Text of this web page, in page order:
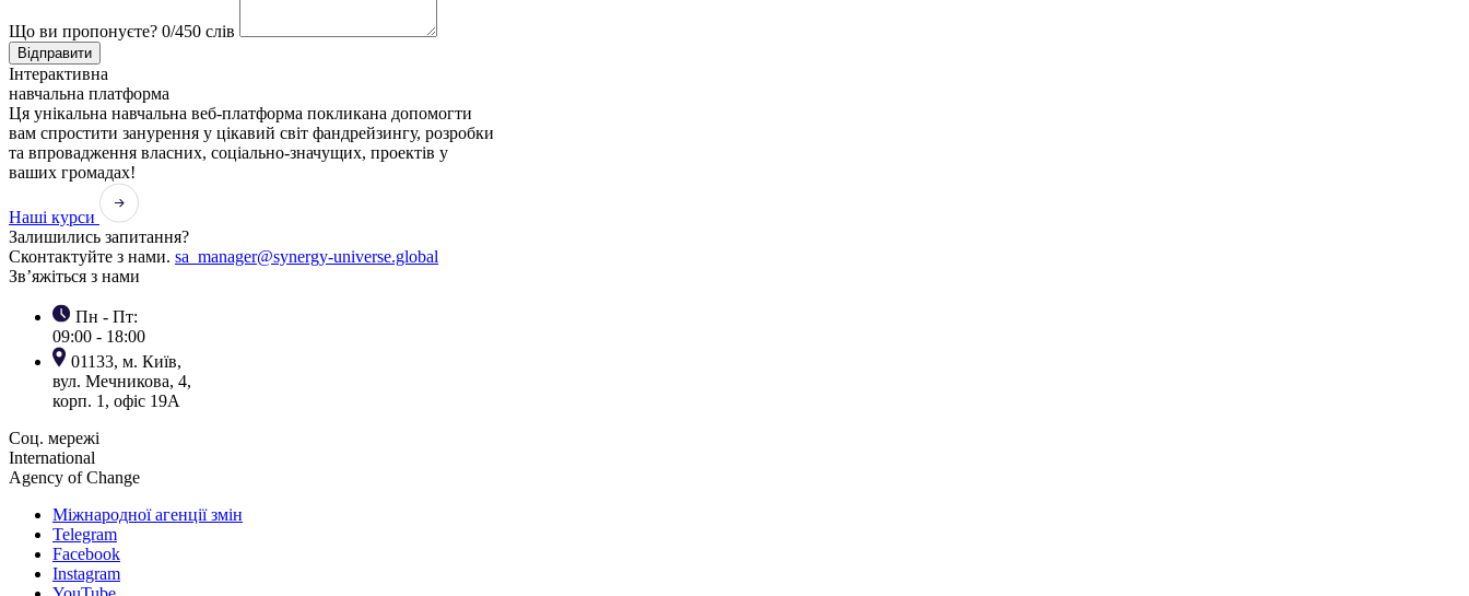
Що ви пропонуєте? 0/450 слів
Відправити
Інтерактивна
навчальна платформа
Ця унікальна навчальна веб-платформа покликана допомогти
вам спростити занурення у цікавий світ фандрейзингу, розробки
та впровадження власних, соціально-значущих, проектів у
ваших громадах!
Наші курси
Залишились запитання?
Сконтактуйте з нами. sa_manager@synergy-universe.global
Зв’яжіться з нами
Пн - Пт:
09:00 - 18:00
01133, м. Київ,
вул. Мечникова, 4,
корп. 1, офіс 19А
Соц. мережі
International
Agency of Change
Міжнародної агенції змін
Telegram
Facebook
Instagram